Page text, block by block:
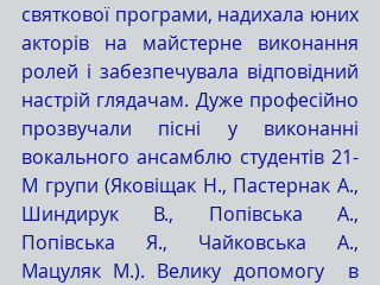
святкової програми, надихала юних
акторів на майстерне виконання
ролей і забезпечувала відповідний
настрій глядачам. Дуже професійно
прозвучали пісні у виконанні
вокального ансамблю студентів 21-
М групи (Яковіщак Н., Пастернак А.,
Шиндирук В., Попівська А.,
Попівська Я., Чайковська А.,
Мацуляк М.). Велику допомогу  в